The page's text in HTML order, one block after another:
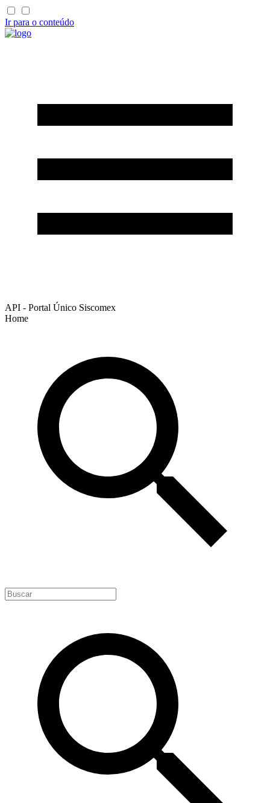
Ir para o conteúdo
API - Portal Único Siscomex
Home